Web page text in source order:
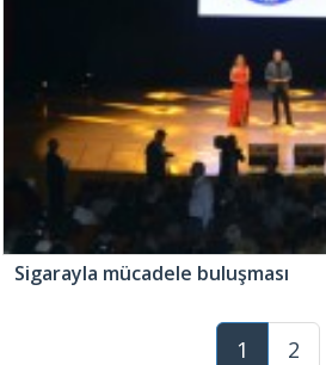
Sigarayla mücadele buluşması
1 2